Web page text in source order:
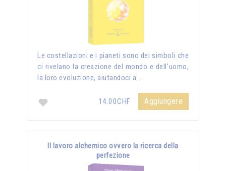
Le costellazioni e i pianeti sono dei simboli che
ci rivelano la creazione del mondo e dell’uomo,
la loro evoluzione, aiutandoci a …
14.00CHF Aggiungere
Il lavoro alchemico ovvero la ricerca della
perfezione